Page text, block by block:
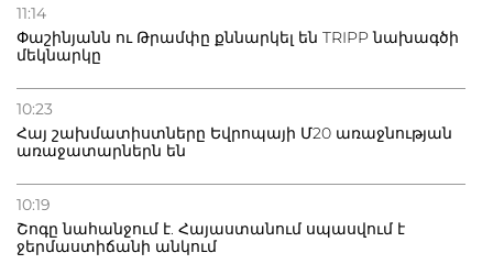
11:14
Փաշինյանն ու Թրամփը քննարկել են TRIPP նախագծի
մեկնարկը
10:23
Հայ շախմատիստները Եվրոպայի Մ20 առաջնության
առաջատարներն են
10:19
Շոգը նահանջում է. Հայաստանում սպասվում է
ջերմաստիճանի անկում